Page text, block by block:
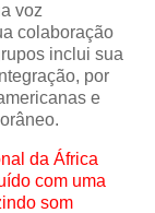
voz
colaboração
inclui sua
por
e
da África
com uma
som